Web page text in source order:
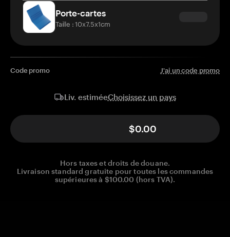
Porte-cartes
Taille : 10x7.5x1cm
Code promo J'ai un code promo
Liv. estiméeChoisissez un pays
$0.00
Hors taxes et droits de douane.
Livraison standard gratuite pour toutes les commandes
supérieures à $100.00 (hors TVA).